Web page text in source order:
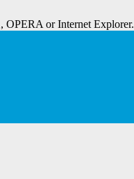
OPERA or Internet Explorer.